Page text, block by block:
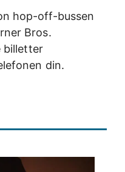
hop-off-bussen
Bros.
billetter
din.